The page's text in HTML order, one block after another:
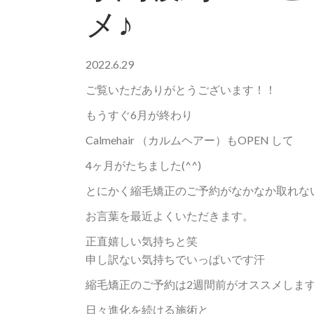
メ♪
2022.6.29
ご覧いただありがとうございます！！
もうすぐ6月が終わり
Calmehair （カルムヘアー）もOPEN して
4ヶ月がたちました(^^)
とにかく縮毛矯正のご予約がなかなか取れな
お言葉を最近よくいただきます。
正直嬉しい気持ちと笑
申し訳ない気持ちでいっぱいです汗
縮毛矯正のご予約は2週間前がオススメしま
日々進化を続ける施術と